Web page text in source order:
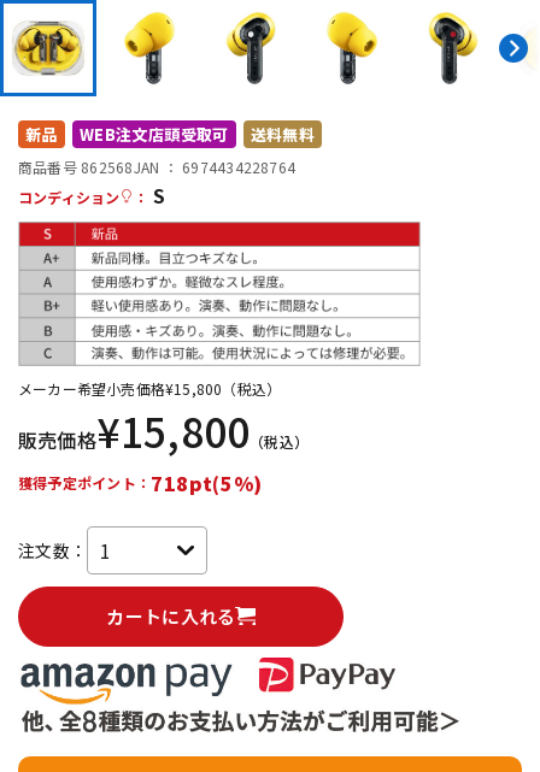
DTM オンライン納品 レコーディング機器
中古
新品 WEB注文店頭受取可 送料無料
商品番号 862568JAN ： 6974434228764
コンディション
： S
メーカー希望小売価格¥15,800 （税込）
販売価格¥15,800 （税込）
獲得予定ポイント： 718pt(5%)
注文数：
カートに入れる